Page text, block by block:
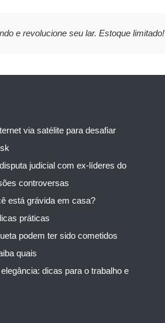
e revolucione seu lar. Estoque limitado!
via satélite para desafiar
judicial com ex-líderes do
controversas
está grávida em casa?
práticas
podem ter sido cometidos
quais
dicas para o trabalho e